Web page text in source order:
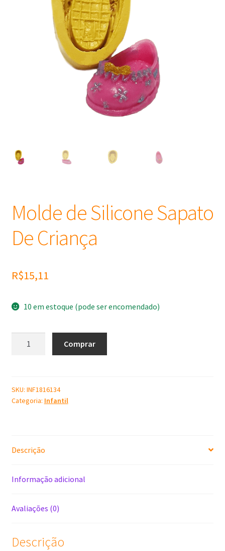
Corante, Pigmento e Óxido
Óleos
Molde de Silicone Sapato
De Criança
R$15,11
10 em estoque (pode ser encomendado)
De
Criança
Comprar
SKU: INF1816134
Categoria: Infantil
Descrição
Informação adicional
Avaliações (0)
Descrição